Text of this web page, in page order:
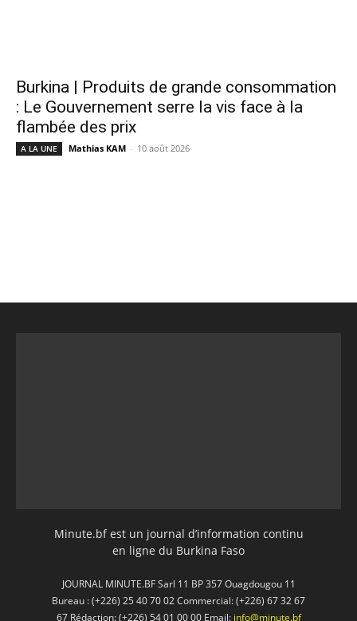
Burkina | Produits de grande consommation
: Le Gouvernement serre la vis face à la
flambée des prix
A LA UNE Mathias KAM - 10 août 2026
Minute.bf est un journal d’information continu
en ligne du Burkina Faso
JOURNAL MINUTE.BF Sarl 11 BP 357 Ouagdougou 11
Bureau : (+226) 25 40 70 02 Commercial: (+226) 67 32 67
67 Rédaction: (+226) 54 01 00 00 Email: info@minute.bf